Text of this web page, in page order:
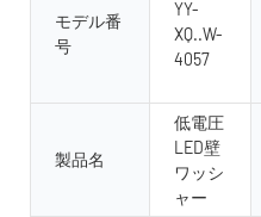
モデル番
号
YY-
XQ..W-
4057
製品名
低電圧
LED壁
ワッシ
ャー